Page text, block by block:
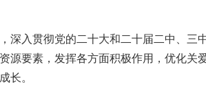
入贯彻党的二十大和二十届二中、三
源要素，发挥各方面积极作用，优化关
长。